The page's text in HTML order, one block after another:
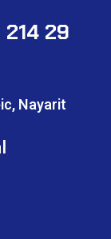
214 29
Nayarit